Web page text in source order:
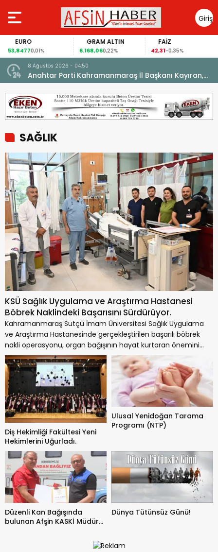
Giriş
Yap
EURO
53,84770,01%
GRAM ALTIN
6.168,060,22%
FAİZ
42,31-0,35%
8 Ağustos 2026 - 04:50
Anahtar Parti Kahramanmaraş İl Başkanı Kayıran,
Afşin Teşkilatı ile buluştu.
SAĞLIK
KSÜ Sağlık Uygulama ve Araştırma Hastanesi
Böbrek Naklindeki Başarısını Sürdürüyor.
Kahramanmaraş Sütçü İmam Üniversitesi Sağlık Uygulama
ve Araştırma Hastanesinde gerçekleştirilen başarılı böbrek
nakli operasyonu, organ bağışının hayat kurtaran önemini
bir...
Diş Hekimliği Fakültesi Yeni
Hekimlerini Uğurladı.
Ulusal Yenidoğan Tarama
Programı (NTP)
Düzenli Kan Bağışında
bulunan Afşin KASKİ Müdürü
Dünya Tütünsüz Günü!